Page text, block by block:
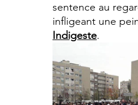
sentence au
infligeant une
Indigeste.